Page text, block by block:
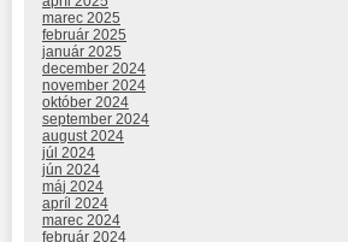
marec 2025
február 2025
január 2025
december 2024
november 2024
október 2024
september 2024
august 2024
júl 2024
jún 2024
máj 2024
apríl 2024
marec 2024
február 2024